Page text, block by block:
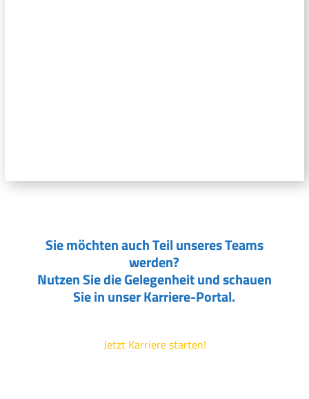
Sie möchten auch Teil unseres Teams
werden?
Nutzen Sie die Gelegenheit und schauen
Sie in unser Karriere-Portal.
Jetzt Karriere starten!